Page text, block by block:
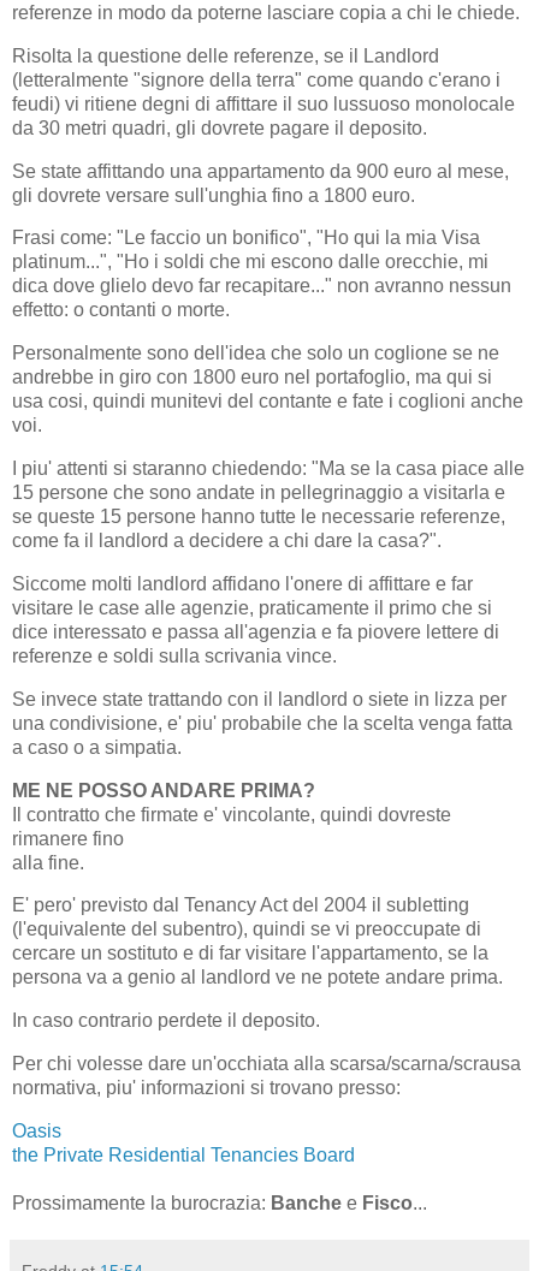
referenze in modo da poterne lasciare copia a chi le chiede.
Risolta la questione delle referenze, se il Landlord
(letteralmente "signore della terra" come quando c'erano i
feudi) vi ritiene degni di affittare il suo lussuoso monolocale
da 30 metri quadri, gli dovrete pagare il deposito.
Se state affittando una appartamento da 900 euro al mese,
gli dovrete versare sull'unghia fino a 1800 euro.
Frasi come: "Le faccio un bonifico", "Ho qui la mia Visa
platinum...", "Ho i soldi che mi escono dalle orecchie, mi
dica dove glielo devo far recapitare..." non avranno nessun
effetto: o contanti o morte.
Personalmente sono dell'idea che solo un coglione se ne
andrebbe in giro con 1800 euro nel portafoglio, ma qui si
usa cosi, quindi munitevi del contante e fate i coglioni anche
voi.
I piu' attenti si staranno chiedendo: "Ma se la casa piace alle
15 persone che sono andate in pellegrinaggio a visitarla e
se queste 15 persone hanno tutte le necessarie referenze,
come fa il landlord a decidere a chi dare la casa?".
Siccome molti landlord affidano l'onere di affittare e far
visitare le case alle agenzie, praticamente il primo che si
dice interessato e passa all'agenzia e fa piovere lettere di
referenze e soldi sulla scrivania vince.
Se invece state trattando con il landlord o siete in lizza per
una condivisione, e' piu' probabile che la scelta venga fatta
a caso o a simpatia.
ME NE POSSO ANDARE PRIMA?
Il contratto che firmate e' vincolante, quindi dovreste
rimanere fino
alla fine.
E' pero' previsto dal Tenancy Act del 2004 il subletting
(l'equivalente del subentro), quindi se vi preoccupate di
cercare un sostituto e di far visitare l'appartamento, se la
persona va a genio al landlord ve ne potete andare prima.
In caso contrario perdete il deposito.
Per chi volesse dare un'occhiata alla scarsa/scarna/scrausa
normativa, piu' informazioni si trovano presso:
Oasis
the Private Residential Tenancies Board
Prossimamente la burocrazia: Banche e Fisco...